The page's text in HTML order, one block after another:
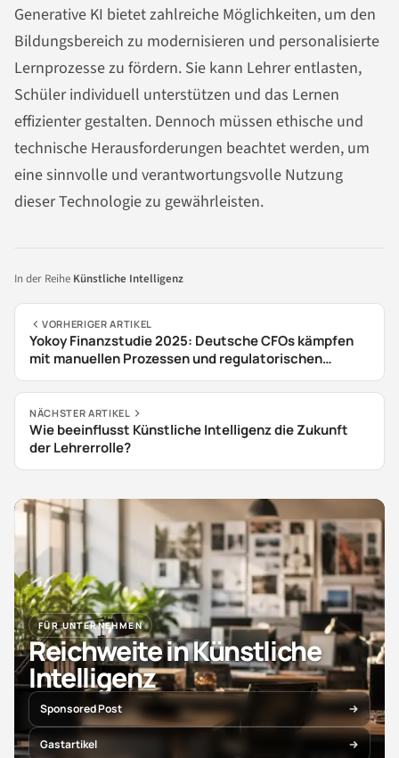
Generative KI bietet zahlreiche Möglichkeiten, um den
Bildungsbereich zu modernisieren und personalisierte
Lernprozesse zu fördern. Sie kann Lehrer entlasten,
Schüler individuell unterstützen und das Lernen
effizienter gestalten. Dennoch müssen ethische und
technische Herausforderungen beachtet werden, um
eine sinnvolle und verantwortungsvolle Nutzung
dieser Technologie zu gewährleisten.
In der Reihe Künstliche Intelligenz
VORHERIGER ARTIKEL
Yokoy Finanzstudie 2025: Deutsche CFOs kämpfen
mit manuellen Prozessen und regulatorischen
Herausforderungen
NÄCHSTER ARTIKEL
Wie beeinflusst Künstliche Intelligenz die Zukunft
der Lehrerrolle?
FÜR UNTERNEHMEN
Reichweite in Künstliche
Intelligenz
Sponsored Post
Gastartikel